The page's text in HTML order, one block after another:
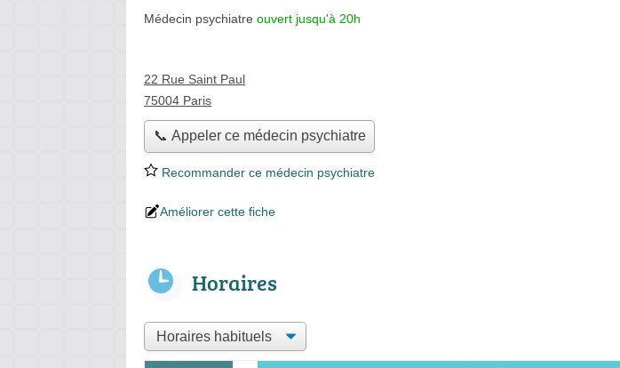
Médecin psychiatre ouvert jusqu'à 20h
22 Rue Saint Paul
75004 Paris
📞 Appeler ce médecin psychiatre
Recommander ce médecin psychiatre
Améliorer cette fiche
Horaires